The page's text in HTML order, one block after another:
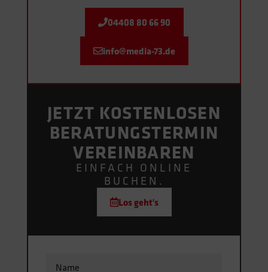
04408 80 66 90
info@media-73.de
JETZT KOSTENLOSEN
BERATUNGS­TERMIN
VEREINBAREN
EINFACH ONLINE
BUCHEN.
Los geht's